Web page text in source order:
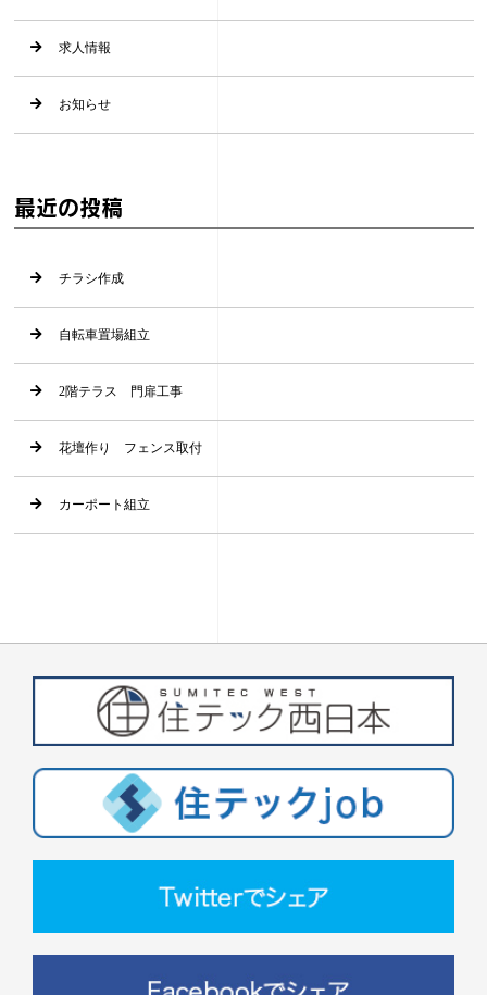
求人情報
お知らせ
最近の投稿
チラシ作成
自転車置場組立
2階テラス 門扉工事
花壇作り フェンス取付
カーポート組立